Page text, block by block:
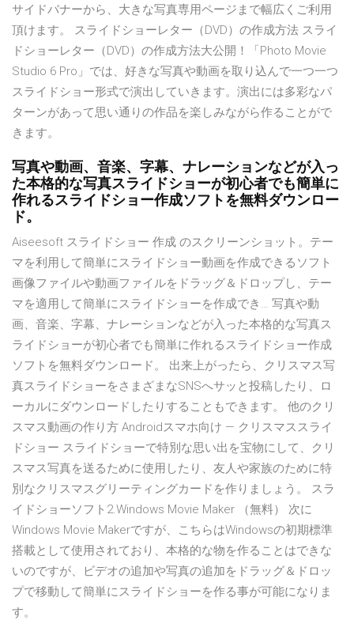
サイドバナーから、大きな写真専用ページまで幅広くご利用
頂けます。 スライドショーレター（DVD）の作成方法 スライ
ドショーレター（DVD）の作成方法大公開！「Photo Movie
Studio 6 Pro」では、好きな写真や動画を取り込んで一つ一つ
スライドショー形式で演出していきます。演出には多彩なパ
ターンがあって思い通りの作品を楽しみながら作ることがで
きます。
写真や動画、音楽、字幕、ナレーションなどが入っ
た本格的な写真スライドショーが初心者でも簡単に
作れるスライドショー作成ソフトを無料ダウンロー
ド。
Aiseesoft スライドショー 作成 のスクリーンショット。テー
マを利用して簡単にスライドショー動画を作成できるソフト
画像ファイルや動画ファイルをドラッグ＆ドロップし、テー
マを適用して簡単にスライドショーを作成でき… 写真や動
画、音楽、字幕、ナレーションなどが入った本格的な写真ス
ライドショーが初心者でも簡単に作れるスライドショー作成
ソフトを無料ダウンロード。 出来上がったら、クリスマス写
真スライドショーをさまざまなSNSへサッと投稿したり、ロ
ーカルにダウンロードしたりすることもできます。 他のクリ
スマス動画の作り方 Androidスマホ向け — クリスマススライ
ドショー スライドショーで特別な思い出を宝物にして、クリ
スマス写真を送るために使用したり、友人や家族のために特
別なクリスマスグリーティングカードを作りましょう。 スラ
イドショーソフト2.Windows Movie Maker （無料） 次に
Windows Movie Makerですが、こちらはWindowsの初期標準
搭載として使用されており、本格的な物を作ることはできな
いのですが、ビデオの追加や写真の追加をドラッグ＆ドロッ
プで移動して簡単にスライドショーを作る事が可能になりま
す。